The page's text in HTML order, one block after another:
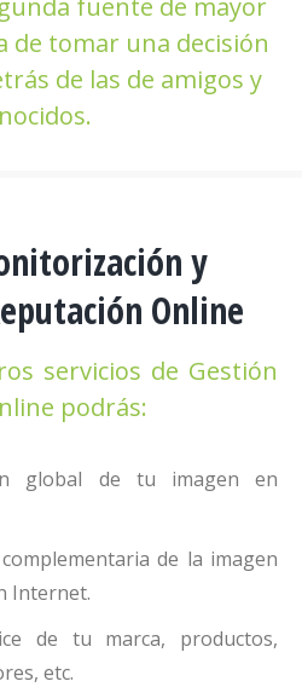
fuente de mayor
de tomar una decisión
de las de amigos y
y
Online
servicios de Gestión
podrás:
global de tu imagen en
de la imagen
Internet.
de tu marca, productos,
etc.